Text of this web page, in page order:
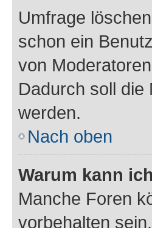
Umfrage
schon ein
von
Dadurch soll die
werden.
Nach oben
Warum kann
Manche Foren
vorbehalten